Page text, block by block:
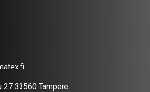
27 33560 Tampere